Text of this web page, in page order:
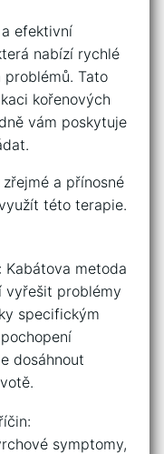
efektivní
nabízí rychlé
⁤Tato
kořenových
vám poskytuje
a přínosné
této terapie.
Kabátova metoda
vyřešit problémy
specifickým⁣
dosáhnout
symptomy,